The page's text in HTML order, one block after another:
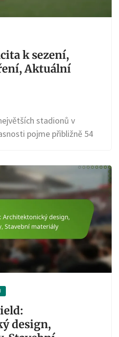
k sezení,
Aktuální
stadionů v
pojme přibližně 54
design,